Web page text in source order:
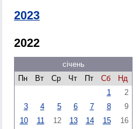
2023
2022
січень
Пн
Вт Ср Чт Пт Сб
Нд
1
2
3
4 5 6 7 8
9
10
11 12 13 14 15
16